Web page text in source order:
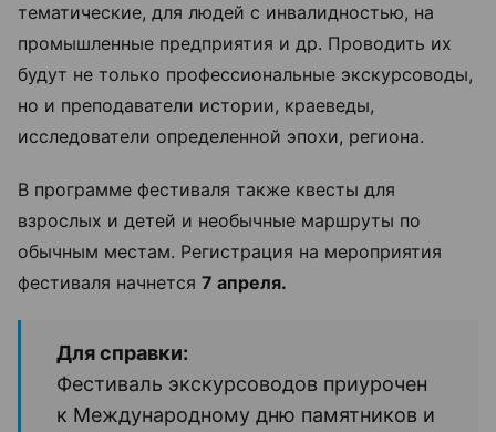
тематические, для людей с инвалидностью, на
промышленные предприятия и др. Проводить их
будут не только профессиональные экскурсоводы,
но и преподаватели истории, краеведы,
исследователи определенной эпохи, региона.
В программе фестиваля также квесты для
взрослых и детей и необычные маршруты по
обычным местам. Регистрация на мероприятия
фестиваля начнется 7 апреля.
Для справки:
Фестиваль экскурсоводов приурочен
к Международному дню памятников и